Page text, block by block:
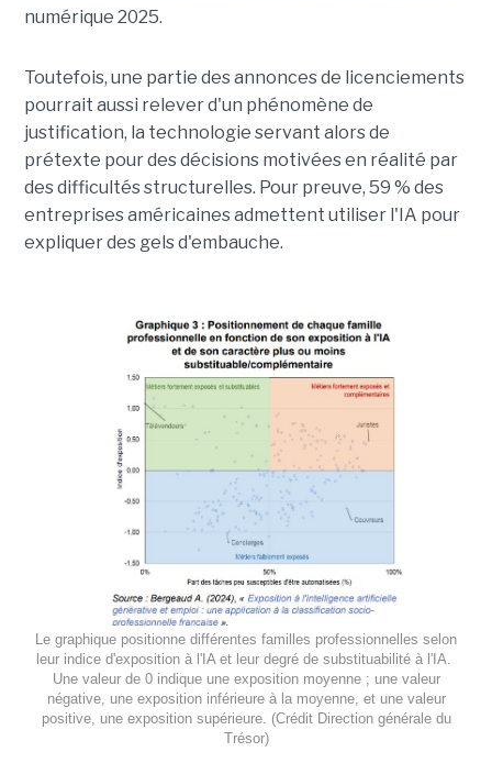
numérique 2025.
Toutefois, une partie des annonces de licenciements
pourrait aussi relever d'un phénomène de
justification, la technologie servant alors de
prétexte pour des décisions motivées en réalité par
des difficultés structurelles. Pour preuve, 59 % des
entreprises américaines admettent utiliser l'IA pour
expliquer des gels d'embauche.
Le graphique positionne différentes familles professionnelles selon
leur indice d'exposition à l'IA et leur degré de substituabilité à l'IA.
Une valeur de 0 indique une exposition moyenne ; une valeur
négative, une exposition inférieure à la moyenne, et une valeur
positive, une exposition supérieure. (Crédit Direction générale du
Trésor)